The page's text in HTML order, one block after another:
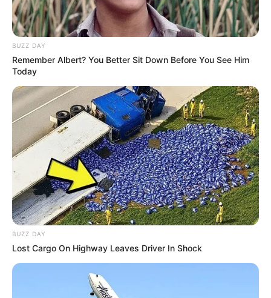
BUZZ DAY
Remember Albert? You Better Sit Down Before You See Him
Today
BUZZ DAY
Lost Cargo On Highway Leaves Driver In Shock